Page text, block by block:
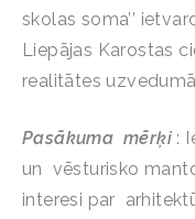
skolas soma’’
Liepājas Karostas
realitātes uzvedumā
Pasākuma mērķi :
un vēsturisko
interesi par